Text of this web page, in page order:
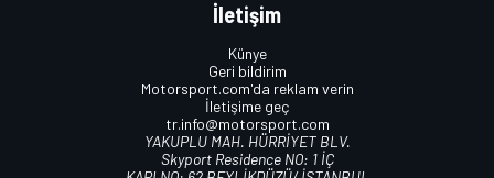
İletişim
Künye
Geri bildirim
Motorsport.com'da reklam verin
İletişime geç
tr.info@motorsport.com
YAKUPLU MAH. HÜRRİYET BLV.
Skyport Residence NO: 1 İÇ